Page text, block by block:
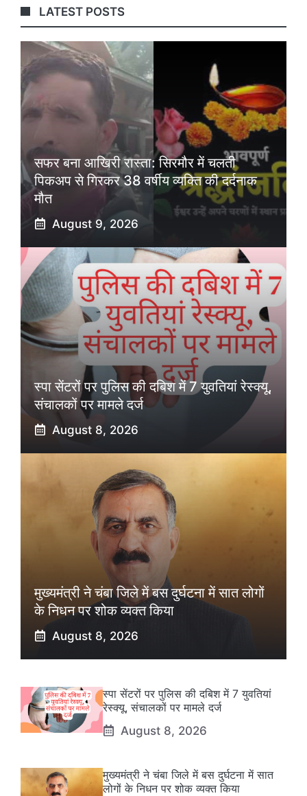
LATEST POSTS
सफर बना आखिरी रास्ता: सिरमौर में चलती
पिकअप से गिरकर 38 वर्षीय व्यक्ति की दर्दनाक
मौत
August 9, 2026
स्पा सेंटरों पर पुलिस की दबिश में 7 युवतियां रेस्क्यू,
संचालकों पर मामले दर्ज
August 8, 2026
मुख्यमंत्री ने चंबा जिले में बस दुर्घटना में सात लोगों
के निधन पर शोक व्यक्त किया
August 8, 2026
स्पा सेंटरों पर पुलिस की दबिश में 7 युवतियां
रेस्क्यू, संचालकों पर मामले दर्ज
August 8, 2026
मुख्यमंत्री ने चंबा जिले में बस दुर्घटना में सात
लोगों के निधन पर शोक व्यक्त किया